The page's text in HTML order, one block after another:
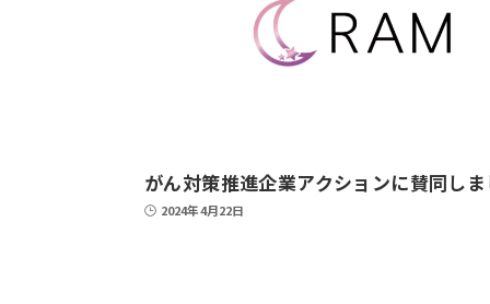
がん対策推進企業アクションに賛同し
2024年4月22日